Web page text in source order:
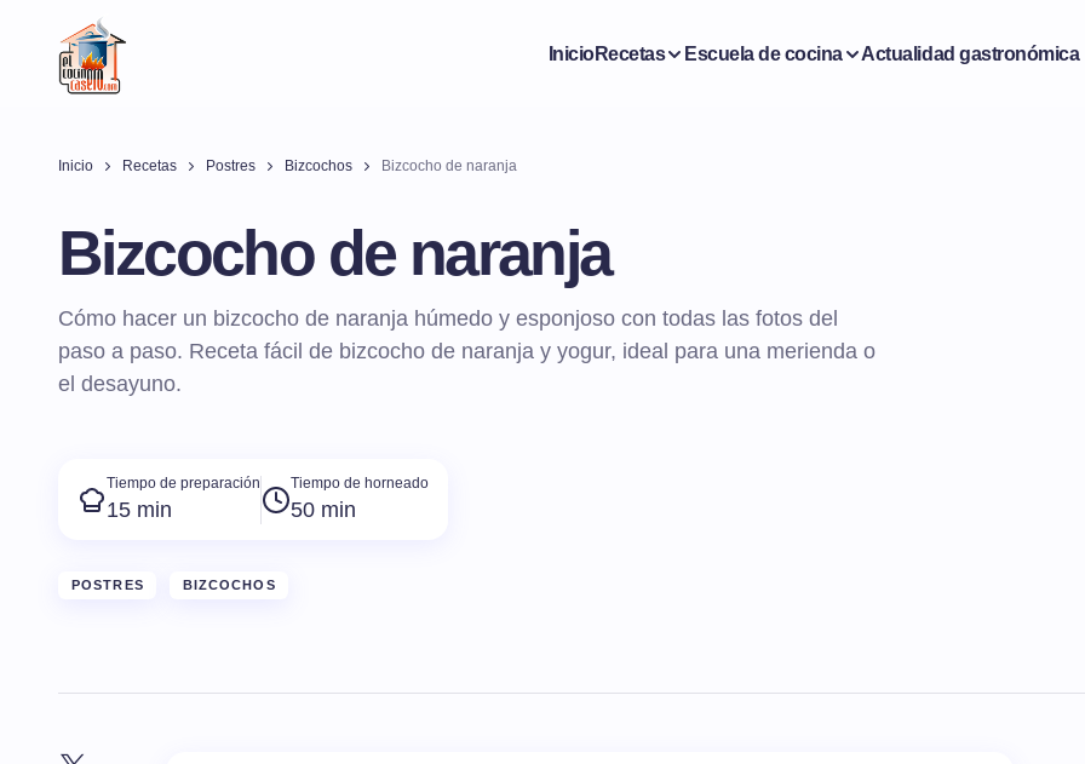
InicioRecetas Escuela de cocina Actualidad gastronómica
Inicio Recetas Postres Bizcochos Bizcocho de naranja
Bizcocho de naranja
Cómo hacer un bizcocho de naranja húmedo y esponjoso con todas las fotos del
paso a paso. Receta fácil de bizcocho de naranja y yogur, ideal para una merienda o
el desayuno.
Tiempo de preparación
15 min
Tiempo de horneado
50 min
POSTRES BIZCOCHOS